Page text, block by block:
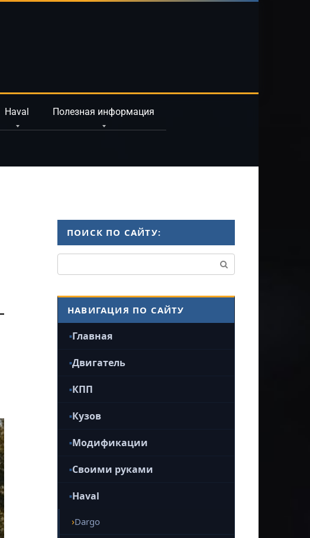
Haval Полезная информация
ПОИСК ПО САЙТУ:
НАВИГАЦИЯ ПО САЙТУ
Главная
Двигатель
КПП
Кузов
Модификации
Своими руками
Haval
Dargo